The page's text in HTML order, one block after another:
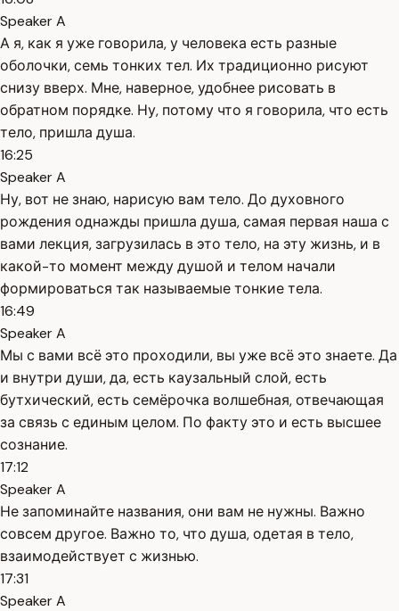
Speaker A
А я, как я уже говорила, у человека есть разные
оболочки, семь тонких тел. Их традиционно рисуют
снизу вверх. Мне, наверное, удобнее рисовать в
обратном порядке. Ну, потому что я говорила, что есть
тело, пришла душа.
16:25
Speaker A
Ну, вот не знаю, нарисую вам тело. До духовного
рождения однажды пришла душа, самая первая наша с
вами лекция, загрузилась в это тело, на эту жизнь, и в
какой-то момент между душой и телом начали
формироваться так называемые тонкие тела.
16:49
Speaker A
Мы с вами всё это проходили, вы уже всё это знаете. Да
и внутри души, да, есть каузальный слой, есть
бутхический, есть семёрочка волшебная, отвечающая
за связь с единым целом. По факту это и есть высшее
сознание.
17:12
Speaker A
Не запоминайте названия, они вам не нужны. Важно
совсем другое. Важно то, что душа, одетая в тело,
взаимодействует с жизнью.
17:31
Speaker A